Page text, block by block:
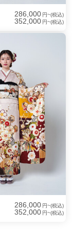
286,000 円~(税込)
352,000 円~(税込)
286,000 円~(税込)
352,000 円~(税込)